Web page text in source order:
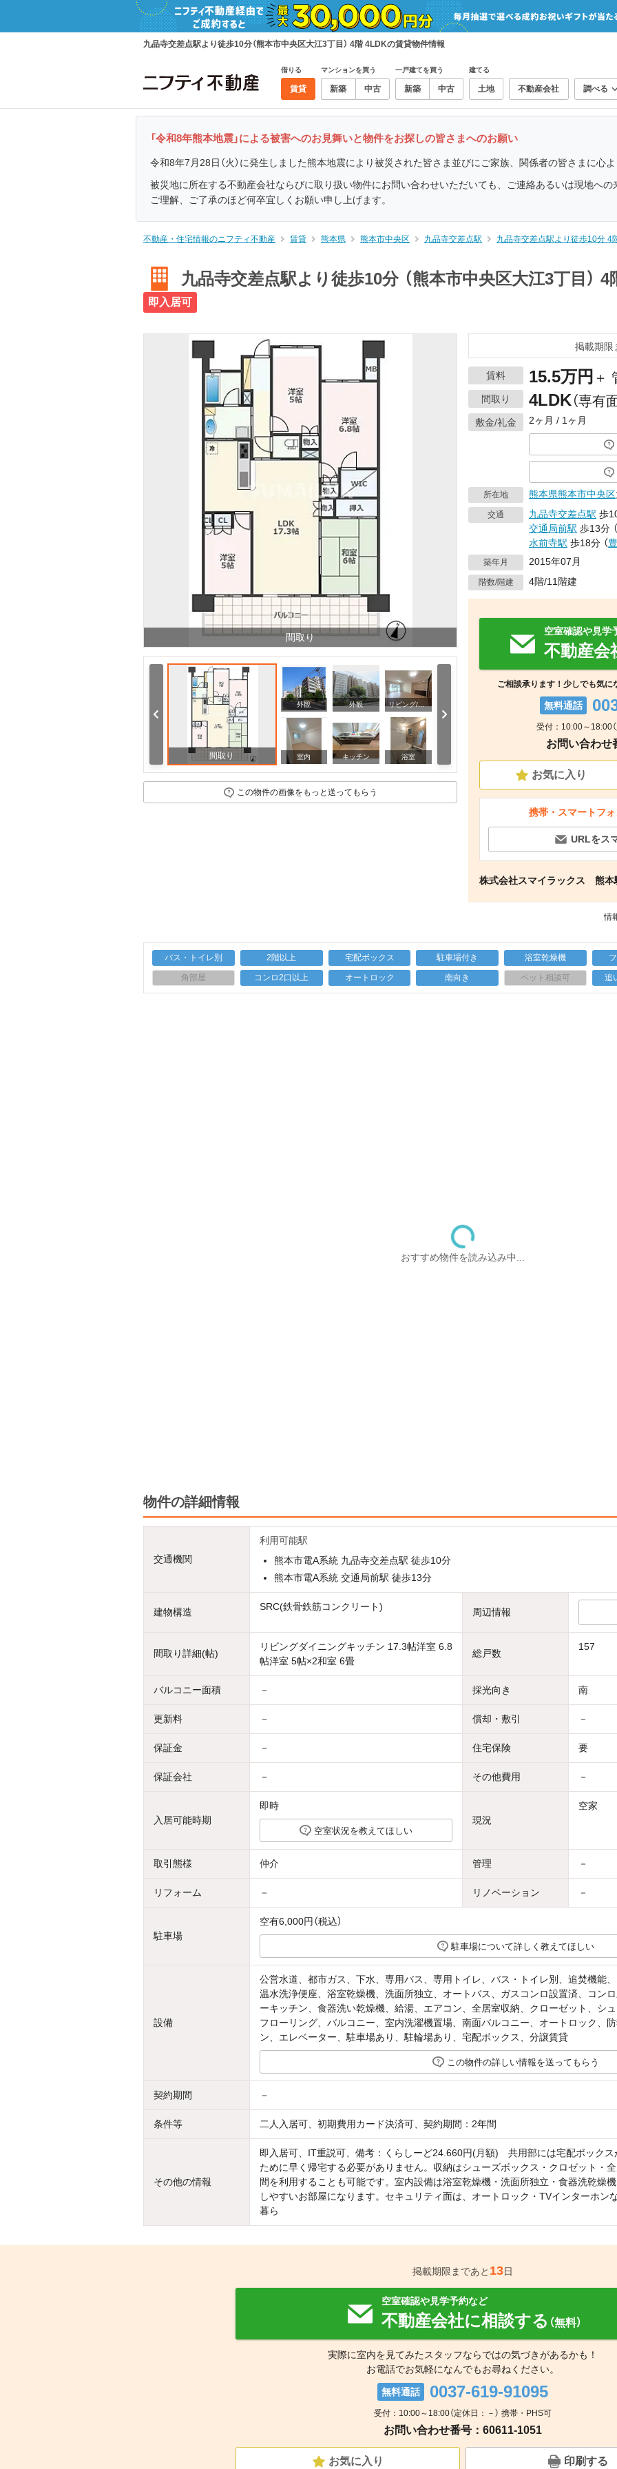
九品寺交差点駅より徒歩10分（熊本市中央区大江3丁目） 4階 4LDKの賃貸物件情報
借りる
賃貸
マンションを買う
新築 中古
一戸建てを買う
新築 中古
建てる
土地 不動産会社 調べる
「令和8年熊本地震」による被害へのお見舞いと物件をお探しの皆さまへのお願い
令和8年7月28日（火）に発生しました熊本地震により被災された皆さま並びにご家族、関係者の皆さまに心
被災地に所在する不動産会社ならびに取り扱い物件にお問い合わせいただいても、ご連絡あるいは現地への
ご理解、ご了承のほど何卒宜しくお願い申し上げます。
不動産・住宅情報のニフティ不動産 賃貸 熊本県 熊本市中央区 九品寺交差点駅 九品寺交差点駅より徒歩10分 4
九品寺交差点駅より徒歩10分 （熊本市中央区大江3丁目）
即入居可
間取り
間取り
外観 外観 リビング/ダイニング
室内 キッチン 浴室
この物件の画像をもっと送ってもらう
掲載期限
賃料 15.5万円 ＋
間取り 4LDK（専有
敷金/礼金 2ヶ月 / 1ヶ月
所在地 熊本県熊本市中央区
交通 九品寺交差点駅 歩
交通局前駅 歩13分 （
水前寺駅 歩18分 （
築年月 2015年07月
階数/階建 4階/11階建
空室確認や見学
不動産会
ご相談承ります！少しでも気に
無料通話
受付：10:00～18:00
お問い合わせ
お気に入り
携帯・スマートフ
URLをス
株式会社スマイラックス 熊本
情
バス・トイレ別 2階以上 宅配ボックス 駐車場付き 浴室乾燥機
角部屋 コンロ2口以上 オートロック 南向き ペット相談可 追
おすすめ物件を読み込み中...
物件の詳細情報
交通機関
利用可能駅
熊本市電A系統 九品寺交差点駅 徒歩10分
熊本市電A系統 交通局前駅 徒歩13分
建物構造 SRC(鉄骨鉄筋コンクリート) 周辺情報
間取り詳細(帖)
リビングダイニングキッチン 17.3帖洋室 6.8
帖洋室 5帖×2和室 6畳
総戸数
157
バルコニー面積 － 採光向き 南
更新料 － 償却・敷引 －
保証金 － 住宅保険 要
保証会社 － その他費用 －
入居可能時期
即時
空室状況を教えてほしい
現況
空家
取引態様 仲介 管理 －
リフォーム － リノベーション －
駐車場
空有6,000円（税込）
駐車場について詳しく教えてほしい
設備
公営水道、都市ガス、下水、専用バス、専用トイレ、バス・トイレ別、追焚機能
温水洗浄便座、浴室乾燥機、洗面所独立、オートバス、ガスコンロ設置済、コン
ーキッチン、食器洗い乾燥機、給湯、エアコン、全居室収納、クローゼット、シ
フローリング、バルコニー、室内洗濯機置場、南面バルコニー、オートロック、
ン、エレベーター、駐車場あり、駐輪場あり、宅配ボックス、分譲賃貸
この物件の詳しい情報を送ってもらう
契約期間 －
条件等 二人入居可、初期費用カード決済可、契約期間：2年間
その他の情報
即入居可、IT重説可、備考：くらしーど24.660円(月額) 共用部には宅配ボックス
ために早く帰宅する必要がありません。収納はシューズボックス・クロゼット・
間を利用することも可能です。室内設備は浴室乾燥機・洗面所独立・食器洗乾燥
しやすいお部屋になります。セキュリティ面は、オートロック・TVインターホン
暮ら
掲載期限まであと 13日
空室確認や見学予約など
不動産会社に相談する （無料）
実際に室内を見てみたスタッフならではの気づきがあるかも！
お電話でお気軽になんでもお尋ねください。
無料通話 0037-619-91095
受付：10:00～18:00（定休日：－） 携帯・PHS可
お問い合わせ番号：60611-1051
お気に入り 印刷する